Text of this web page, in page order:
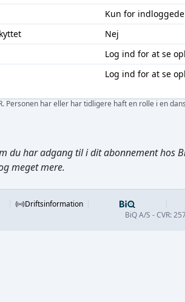
Kun for
Nej
Log ind for at se
Log ind for at se
Personen har eller har tidligere haft en rolle i en
du har adgang til i dit abonnement hos
meget mere.
Driftsinformation
BiQ A/S - CVR: